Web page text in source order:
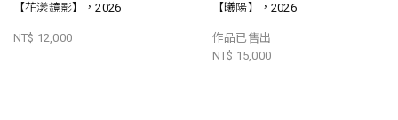
【花漾鏡影】，2026
NT$ 12,000
【曦陽】，2026
作品已售出
NT$ 15,000